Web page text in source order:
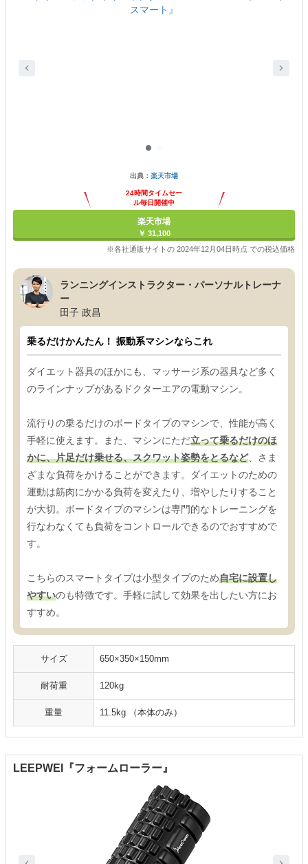
出典： 楽天市場
24時間タイムセー
ル毎日開催中
楽天市場
￥ 31,100
※各社通販サイトの 2024年12月04日時点 での税込価格
ランニングインストラクター・パーソナルトレーナ
ー
田子 政昌
乗るだけかんたん！ 振動系マシンならこれ
ダイエット器具のほかにも、マッサージ系の器具など多く
のラインナップがあるドクターエアの電動マシン。
流行りの乗るだけのボードタイプのマシンで、性能が高く
手軽に使えます。また、マシンにただ立って乗るだけのほ
かに、片足だけ乗せる、スクワット姿勢をとるなど、さま
ざまな負荷をかけることができます。ダイエットのための
運動は筋肉にかかる負荷を変えたり、増やしたりすること
が大切。ボードタイプのマシンは専門的なトレーニングを
行なわなくても負荷をコントロールできるのでおすすめで
す。
こちらのスマートタイプは小型タイプのため自宅に設置し
やすいのも特徴です。手軽に試して効果を出したい方にお
すすめ。
サイズ 650×350×150mm
耐荷重 120kg
重量 11.5kg （本体のみ）
LEEPWEI『フォームローラー』